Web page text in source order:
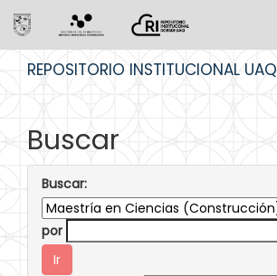
REPOSITORIO INSTITUCIONAL UAQ
Buscar
Buscar:
por